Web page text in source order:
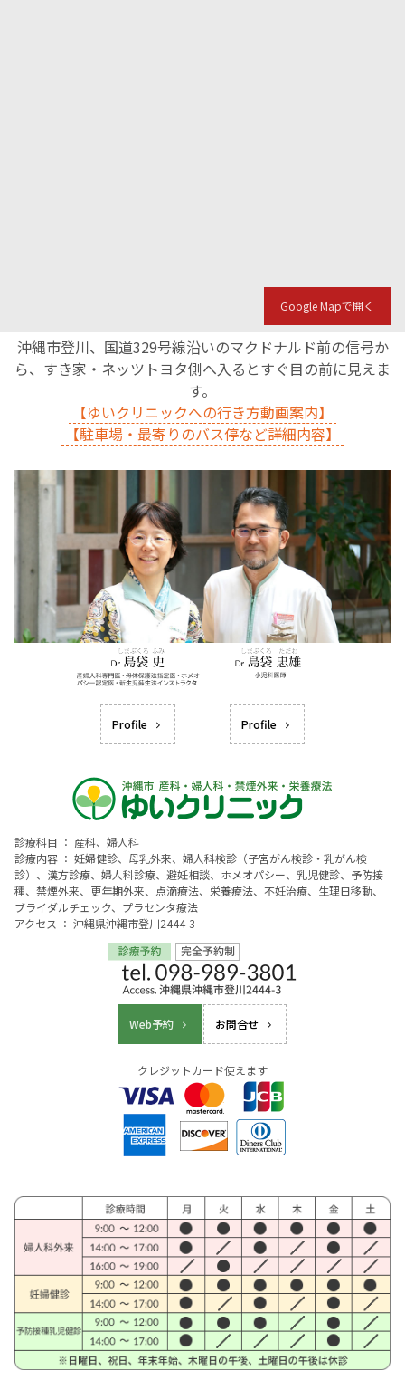
Google Mapで開く
沖縄市登川、国道329号線沿いのマクドナルド前の信号か
ら、すき家・ネッツトヨタ側へ入るとすぐ目の前に見えま
す。
【ゆいクリニックへの行き方動画案内】
【駐車場・最寄りのバス停など詳細内容】
Profile Profile
診療科目 ： 産科、婦人科
診療内容 ： 妊婦健診、母乳外来、婦人科検診（子宮がん検診・乳がん検
診）、漢方診療、婦人科診療、避妊相談、ホメオパシー、乳児健診、予防接
種、禁煙外来、更年期外来、点滴療法、栄養療法、不妊治療、生理日移動、
ブライダルチェック、プラセンタ療法
アクセス ： 沖縄県沖縄市登川2444-3
Web予約 お問合せ
クレジットカード使えます